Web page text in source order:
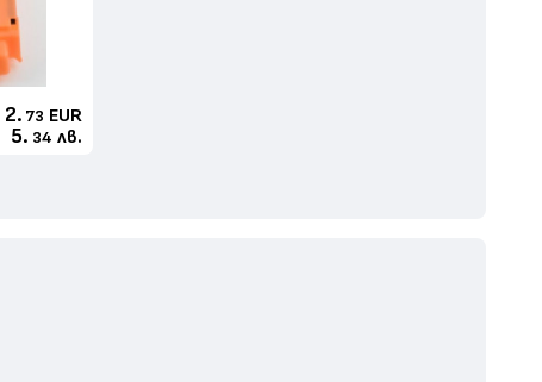
2. 73 EUR
5. 34 лв.